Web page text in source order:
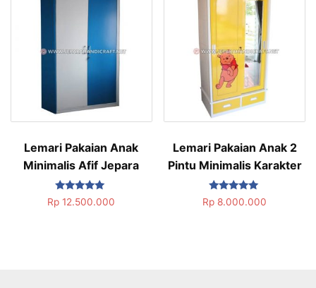
Lemari Pakaian Anak
Minimalis Afif Jepara
Dinilai
5.00
Rp 12.500.000
Lemari Pakaian Anak 2
Pintu Minimalis Karakter
Dinilai
5.00
Rp 8.000.000